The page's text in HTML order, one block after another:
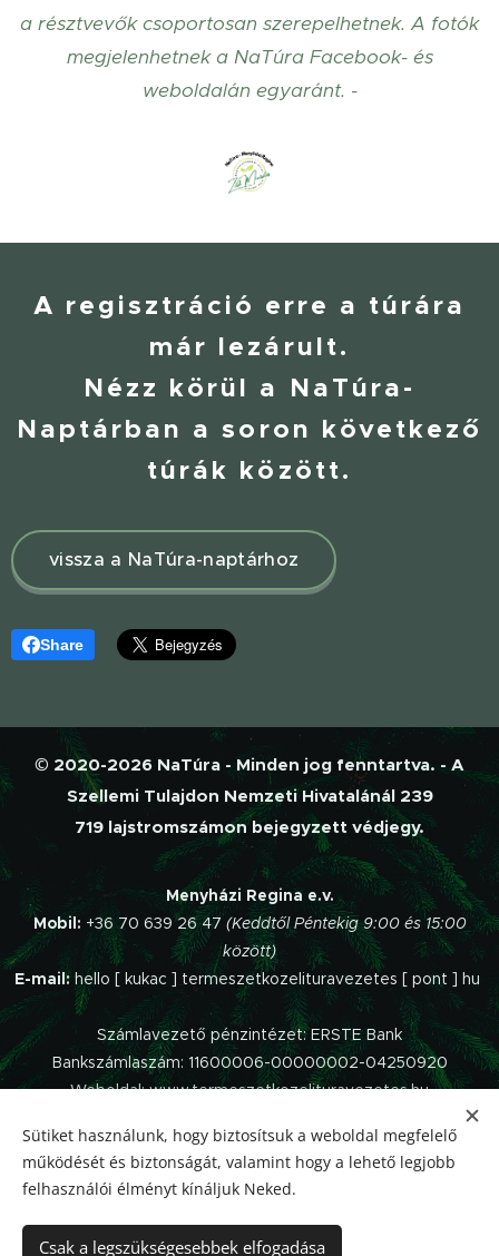
a résztvevők csoportosan szerepelhetnek. A fotók
megjelenhetnek a NaTúra Facebook- és
weboldalán egyaránt. -
A regisztráció erre a túrára
már lezárult.
Nézz körül a NaTúra-
Naptárban a soron következő
túrák között.
vissza a NaTúra-naptárhoz
Share
© 2020-2026 NaTúra - Minden jog fenntartva. - A
Szellemi Tulajdon Nemzeti Hivatalánál 239
719 lajstromszámon bejegyzett védjegy.
Menyházi Regina e.v.
Mobil: +36 70 639 26 47 (Keddtől Péntekig 9:00 és 15:00
között)
E-mail:hello [ kukac ] termeszetkozelituravezetes [ pont ] hu
Számlavezető pénzintézet: ERSTE Bank
Bankszámlaszám: 11600006-00000002-04250920
Weboldal: www.termeszetkozelituravezetes.hu
Az oldalt a Webnodeműködteti.
Impresszum
Panaszkezelési szabályzat
Adatvédelmi Tájékoztató
Sütiket használunk, hogy biztosítsuk a weboldal megfelelő
működését és biztonságát, valamint hogy a lehető legjobb
felhasználói élményt kínáljuk Neked.
Csak a legszükségesebbek elfogadása